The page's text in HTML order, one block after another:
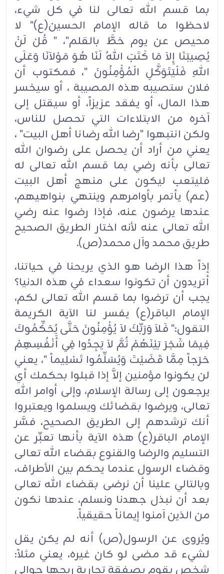
بما قسم الله تعالى لنا في كل شيء،
لاحظوا ما قاله الإمام الحسين(ع)" لا
محيص عن يوم خطَّ بالقلم"، " قُلْ لَنْ
يُصِيبَنَا إِلاَ مَا كَتَبَ اللهُ لَنَا هُوَ مَوْلاَنَا وَعَلَى
اللهِ فَلْيَتَوَكَّلِ الْمُؤْمِنُونَ "، فمكتوب أن
فلان ستصيبه هذه المصيبة ، أو سيخسر
هذا المال، أو يفقد عزيزاً، أو سيقتل إلى
آخره من الابتلاءات التي تحصل للناس،
ولكن انتبهوا "رضا الله رضانا أهل البيت" ،
يعني من أراد أن يحصل على رضوان الله
تعالى بأنه رضي بما قسم الله تعالى له
فليتعب ليكون على منهج أهل البيت
(عم) يأتمر بأوامرهم وينتهي بنواهيهم،
عندها يرضون عنه، فإذا رضوا عنه رضي
الله تعالى عنه لأنه اختار الطريق الصحيح
طريق محمد وآل محمد(ص).
إذاً هذا الرضا هو الذي يريحنا في حياتنا،
أتريدون أن تكونوا سعداء في هذه الدنيا؟
يجب أن ترضوا بما قسم الله تعالى لكم،
الإمام الباقر(ع) يفسر لنا الآية الكريمة
التقول:" فَلاَ وَرَبِّكَ لاَ يُؤْمِنُونَ حَتَّى يُحَكِّمُوكَ
فِيمَا شَجَرَ بَيْنَهُمْ ثُمَّ لاَ يَجِدُوا فِي أَنْفُسِهِمْ
حَرَجاً مِمَّا قَضَيْتَ وَيُسَلِّمُوا تَسْلِيماً "، يعني
لن يكونوا مؤمنين إلاَّ إذا قبلوا بحكمك أي
يرجعون إلى رسالة الإسلام، وإلى أوامر الله
تعالى، ويرضوا بقضائك ويسلموا ويعتبروا
أنك ترشدهم إلى الطريق الصحيح، فسَّر
الإمام الباقر(ع) هذه الآية بأنها تعبِّر عن
التسليم والرضا والقنوع بقضاء الله تعالى
وقضاء الرسول عندما يحكم بين الأطراف،
وبالتالي علينا أن نرضى بقضاء الله تعالى
بعد أن نبذل جهدنا ونسلم، عندها نكون
من الذين آمنوا إيماناً حقيقياً.
ويُروى عن الرسول(ص) أنه لم يكن يقل
لشيء قد مضى لو كان غيره، يعني مثلاً:
شخص يقوم بصفقة تجارية ربحها حوالي